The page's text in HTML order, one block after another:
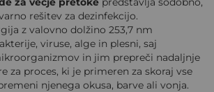
rešitev za dezinfekcijo.
z valovno dolžino 253,7 nm
viruse, alge in plesni, saj
in jim prepreči nadaljnje
za proces, ki je primeren za skoraj vse
njenega okusa, barve ali vonja.